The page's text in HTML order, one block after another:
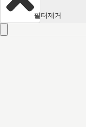
필터제거